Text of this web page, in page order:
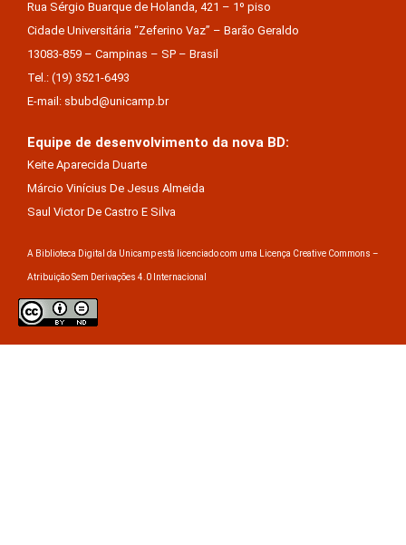
Rua Sérgio Buarque de Holanda, 421 – 1º piso
Cidade Universitária “Zeferino Vaz” – Barão Geraldo
13083-859 – Campinas – SP – Brasil
Tel.: (19) 3521-6493
E-mail: sbubd@unicamp.br
Equipe de desenvolvimento da nova BD:
Keite Aparecida Duarte
Márcio Vinícius De Jesus Almeida
Saul Victor De Castro E Silva
A Biblioteca Digital da Unicamp está licenciado com uma Licença Creative Commons –
Atribuição Sem Derivações 4.0 Internacional